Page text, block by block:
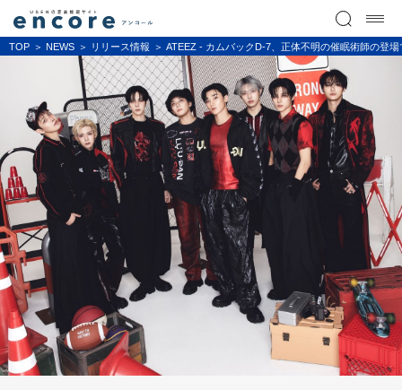
TOP NEWS リリース情報 ATEEZ - カムバックD-7、正体不明の催眠術師の登